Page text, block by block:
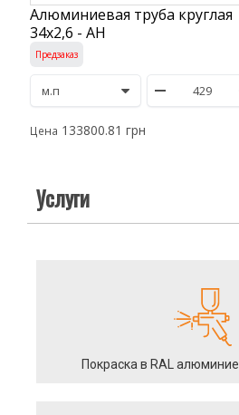
Алюминиевая труба круглая
34х2,6 - АН
Предзаказ
Цена 133800.81 грн
Услуги
Покраска в RAL